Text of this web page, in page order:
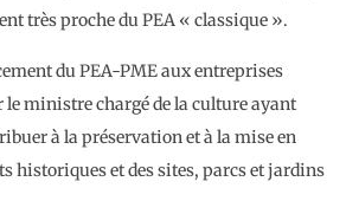
très proche du PEA « classique ».
du PEA-PME aux entreprises
le ministre chargé de la culture ayant
à la préservation et à la mise en
historiques et des sites, parcs et jardins